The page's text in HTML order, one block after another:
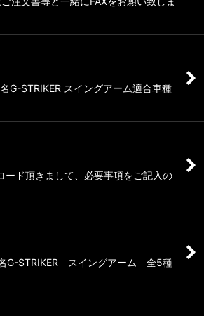
G-STRIKER スイングアーム適合車種
ド頂きまして、必要事項をご記入の
名G-STRIKER スイングアーム 全5種